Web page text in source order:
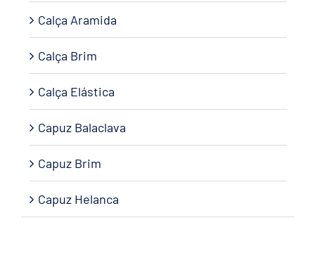
Calça Aramida
Calça Brim
Calça Elástica
Capuz Balaclava
Capuz Brim
Capuz Helanca